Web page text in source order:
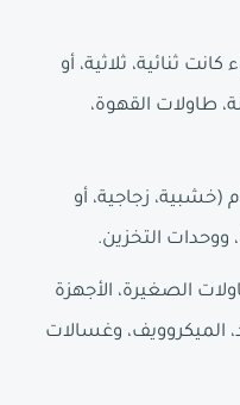
ثنائية، ثلاثية، أو
طاولات القهوة،
(خشبية، زجاجية، أو
ووحدات التخزين.
الصغيرة، الأجهزة
الميكروويف، وغسالات